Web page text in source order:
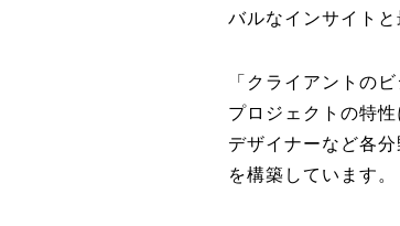
バルなインサイト
「クライアントの
プロジェクトの特
デザイナーなど各
を構築しています。